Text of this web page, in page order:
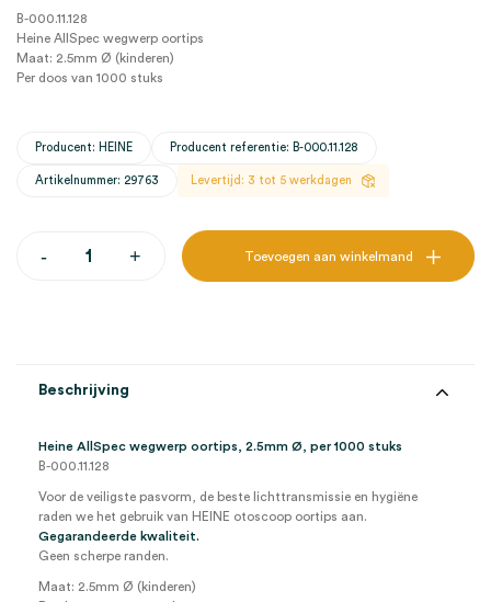
B-000.11.128
Heine AllSpec wegwerp oortips
Maat: 2.5mm Ø (kinderen)
Per doos van 1000 stuks
Producent: HEINE Producent referentie: B-000.11.128
Artikelnummer: 29763 Levertijd: 3 tot 5 werkdagen
-
aantal
+ Toevoegen aan winkelmand
Beschrijving
Heine AllSpec wegwerp oortips, 2.5mm Ø, per 1000 stuks
B-000.11.128
Voor de veiligste pasvorm, de beste lichttransmissie en hygiëne
raden we het gebruik van HEINE otoscoop oortips aan.
Gegarandeerde kwaliteit.
Geen scherpe randen.
Maat: 2.5mm Ø (kinderen)